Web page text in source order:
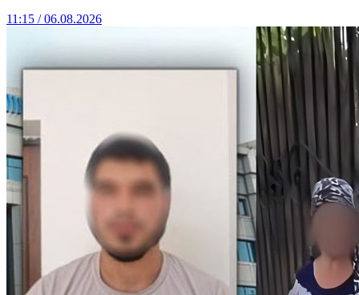
11:15 / 06.08.2026